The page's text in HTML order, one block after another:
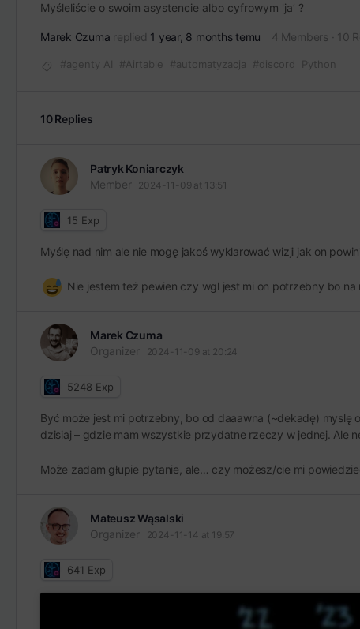
Myśleliście o swoim asystencie albo cyfrowym 'ja’ ?
Marek Czuma replied 1 year, 8 months temu 4 Members · 10
#agenty AI #Airtable #automatyzacja #discord Python
10 Replies
Patryk Koniarczyk
Member
2024-11-09 at 13:51
15 Exp
Myślę nad nim ale nie mogę jakoś wyklarować wizji jak on
Nie jestem też pewien czy wgl jest mi on potrzebny bo
Marek Czuma
Organizer
2024-11-09 at 20:24
5248 Exp
Być może jest mi potrzebny, bo od daaawna (~dekadę) myslę
dzisiaj – gdzie mam wszystkie przydatne rzeczy w jednej. Ale
Może zadam głupie pytanie, ale… czy możesz/cie mi
Mateusz Wąsalski
Organizer
2024-11-14 at 19:57
641 Exp